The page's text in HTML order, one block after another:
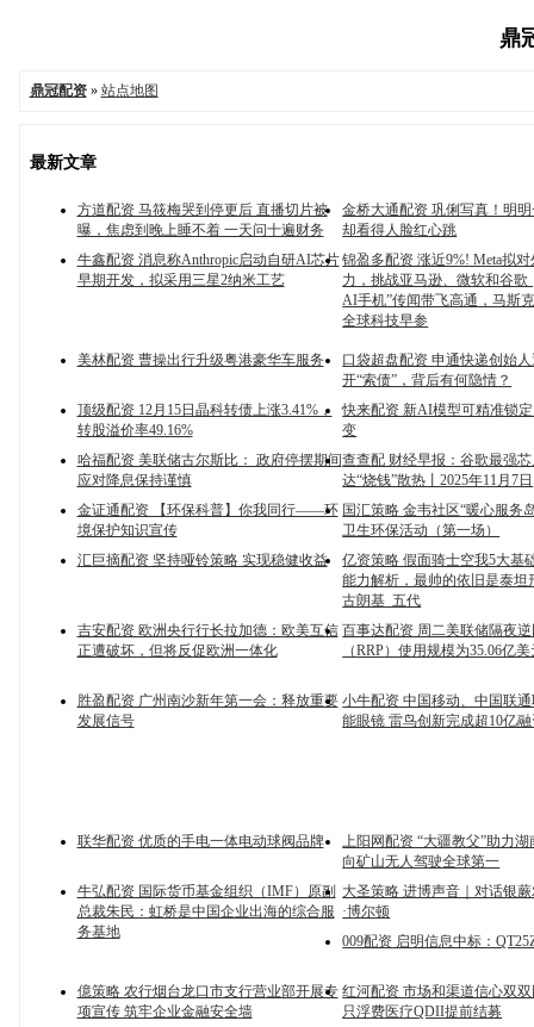
鼎
鼎冠配资» 站点地图
最新文章
方道配资 马筱梅哭到停更后 直播切片被
曝，焦虑到晚上睡不着 一天问十遍财务
金桥大通配资 巩俐写真！明
却看得人脸红心跳
牛鑫配资 消息称Anthropic启动自研AI芯片
早期开发，拟采用三星2纳米工艺
锦盈多配资 涨近9%! Meta拟
力，挑战亚马逊、微软和谷歌
AI手机”传闻带飞高通，马斯
全球科技早参
美林配资 曹操出行升级粤港豪华车服务
口袋超盘配资 申通快递创始
开“索债”，背后有何隐情？
顶级配资 12月15日晶科转债上涨3.41%，
转股溢价率49.16%
快来配资 新AI模型可精准锁
变
哈福配资 美联储古尔斯比： 政府停摆期间
应对降息保持谨慎
查查配 财经早报：谷歌最强
达“烧钱”散热丨2025年11月7日
金证通配资 【环保科普】你我同行——环
境保护知识宣传
国汇策略 金韦社区“暖心服务
卫生环保活动（第一场）
汇巨摘配资 坚持哑铃策略 实现稳健收益
亿资策略 假面骑士空我5大基
能力解析，最帅的依旧是泰坦
古朗基_五代
吉安配资 欧洲央行行长拉加德：欧美互信
正遭破坏，但将反促欧洲一体化
百事达配资 周二美联储隔夜
（RRP）使用规模为35.06亿
胜盈配资 广州南沙新年第一会：释放重要
发展信号
小牛配资 中国移动、中国联
能眼镜 雷鸟创新完成超10亿
联华配资 优质的手电一体电动球阀品牌
上阳网配资 “大疆教父”助力
向矿山无人驾驶全球第一
牛弘配资 国际货币基金组织（IMF）原副
总裁朱民：虹桥是中国企业出海的综合服
务基地
大圣策略 进博声音｜对话银
·博尔顿
009配资 启明信息中标：
億策略 农行烟台龙口市支行营业部开展专
项宣传 筑牢企业金融安全墙
红河配资 市场和渠道信心双
只浮费医疗QDII提前结募